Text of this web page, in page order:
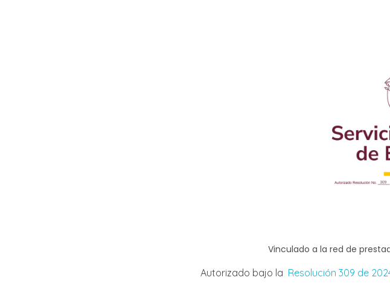
Vinculado a la red de
Autorizado bajo la Resolución 309 de